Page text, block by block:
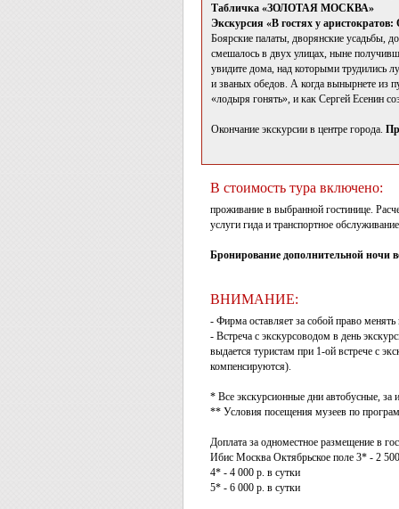
Табличка «ЗОЛОТАЯ МОСКВА»
Экскурсия «В гостях у
Боярские палаты, дворянские усадьбы,
смешалось в двух улицах, ныне
увидите дома, над которыми трудились
и званых обедов. А когда вынырнете из
«лодыря гонять», и как Сергей Есенин
Окончание экскурсии в центре города.
В стоимость тура включено:
проживание в выбранной гостинице.
услуги гида и транспортное
Бронирование дополнительной ночи
ВНИМАНИЕ:
- Фирма оставляет за собой право
- Встреча с экскурсоводом в день
выдается туристам при 1-ой встрече с
компенсируются).
* Все экскурсионные дни автобусные,
** Условия посещения музеев по
Доплата за одноместное размещение
Ибис Москва Октябрьское поле 3* - 2
4* - 4 000 р. в сутки
5* - 6 000 р. в сутки